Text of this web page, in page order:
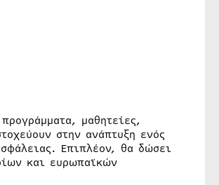
μαθητείες,
στην ανάπτυξη ενός
Επιπλέον, θα δώσει
και ευρωπαϊκών